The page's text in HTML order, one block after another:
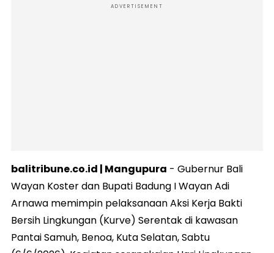
ADVERTISEMENT
balitribune.co.id | Mangupura - Gubernur Bali
Wayan Koster dan Bupati Badung I Wayan Adi
Arnawa memimpin pelaksanaan Aksi Kerja Bakti
Bersih Lingkungan (Kurve) Serentak di kawasan
Pantai Samuh, Benoa, Kuta Selatan, Sabtu